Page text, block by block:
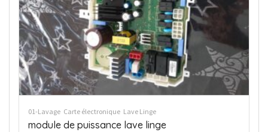
01-Lavage Carte électronique Sèche Linge
Carte de puissance pour sèche linge Electrolux